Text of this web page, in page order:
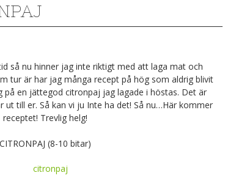
så nu hinner jag inte riktigt med att laga mat och
tur är har jag många recept på hög som aldrig blivit
på en jättegod citronpaj jag lagade i höstas. Det är
ut till er. Så kan vi ju Inte ha det! Så nu…Här kommer
receptet! Trevlig helg!
CITRONPAJ (8-10 bitar)